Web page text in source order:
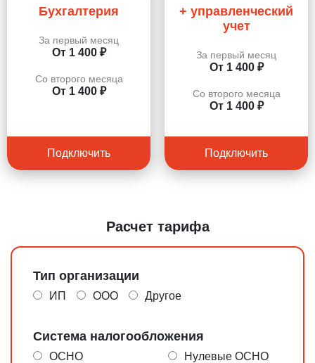
Бухгалтерия
За первый месяц
От 1 400 ₽
Со второго месяца
От 1 400 ₽
Подключить
+ управленческий
учет
За первый месяц
От 1 400 ₽
Со второго месяца
От 1 400 ₽
Подключить
Расчет тарифа
Тип организации
ИП ООО Другое
Система налогообложения
ОСНО
Нулевые ОСНО